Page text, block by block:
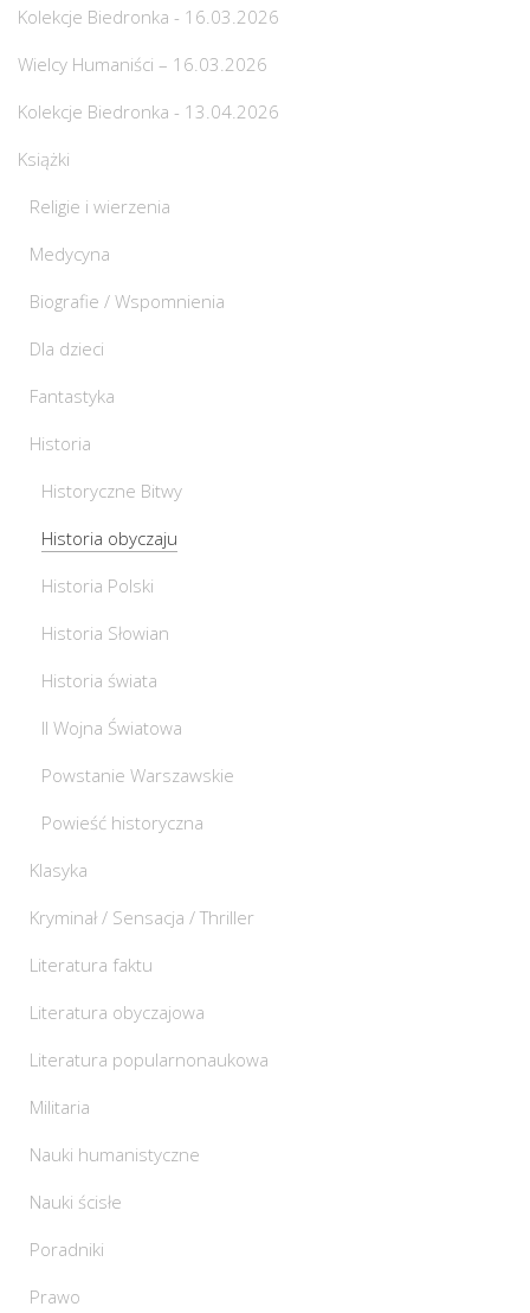
Kolekcje Biedronka - 16.03.2026
Wielcy Humaniści – 16.03.2026
Kolekcje Biedronka - 13.04.2026
Książki
Religie i wierzenia
Medycyna
Biografie / Wspomnienia
Dla dzieci
Fantastyka
Historia
Historyczne Bitwy
Historia obyczaju
Historia Polski
Historia Słowian
Historia świata
II Wojna Światowa
Powstanie Warszawskie
Powieść historyczna
Klasyka
Kryminał / Sensacja / Thriller
Literatura faktu
Literatura obyczajowa
Literatura popularnonaukowa
Militaria
Nauki humanistyczne
Nauki ścisłe
Poradniki
Prawo